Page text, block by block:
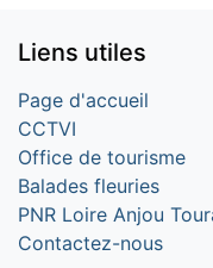
Liens utiles
Page d'accueil
CCTVI
Office de tourisme
Balades fleuries
PNR Loire Anjou
Contactez-nous